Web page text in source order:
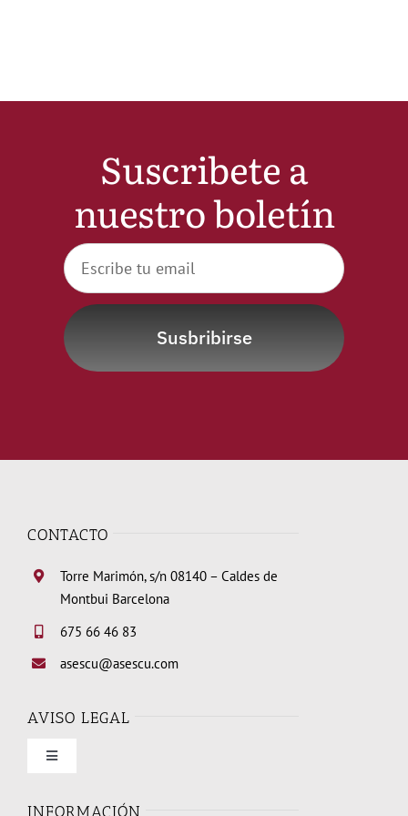
WooCommerce My Account
WooCommerce Cart
Suscribete a
nuestro boletín
Susbribirse
CONTACTO
Torre Marimón, s/n 08140 – Caldes de
Montbui Barcelona
675 66 46 83
asescu@asescu.com
AVISO LEGAL
Toggle
Condiciones de uso
INFORMACIÓN